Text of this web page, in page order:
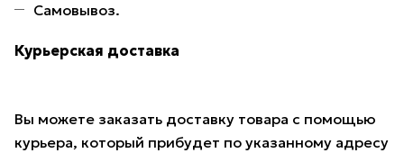
Самовывоз.
Курьерская доставка
Вы можете заказать доставку товара с помощью
курьера, который прибудет по указанному адресу